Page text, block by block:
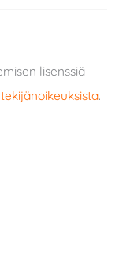
lisenssiä
.